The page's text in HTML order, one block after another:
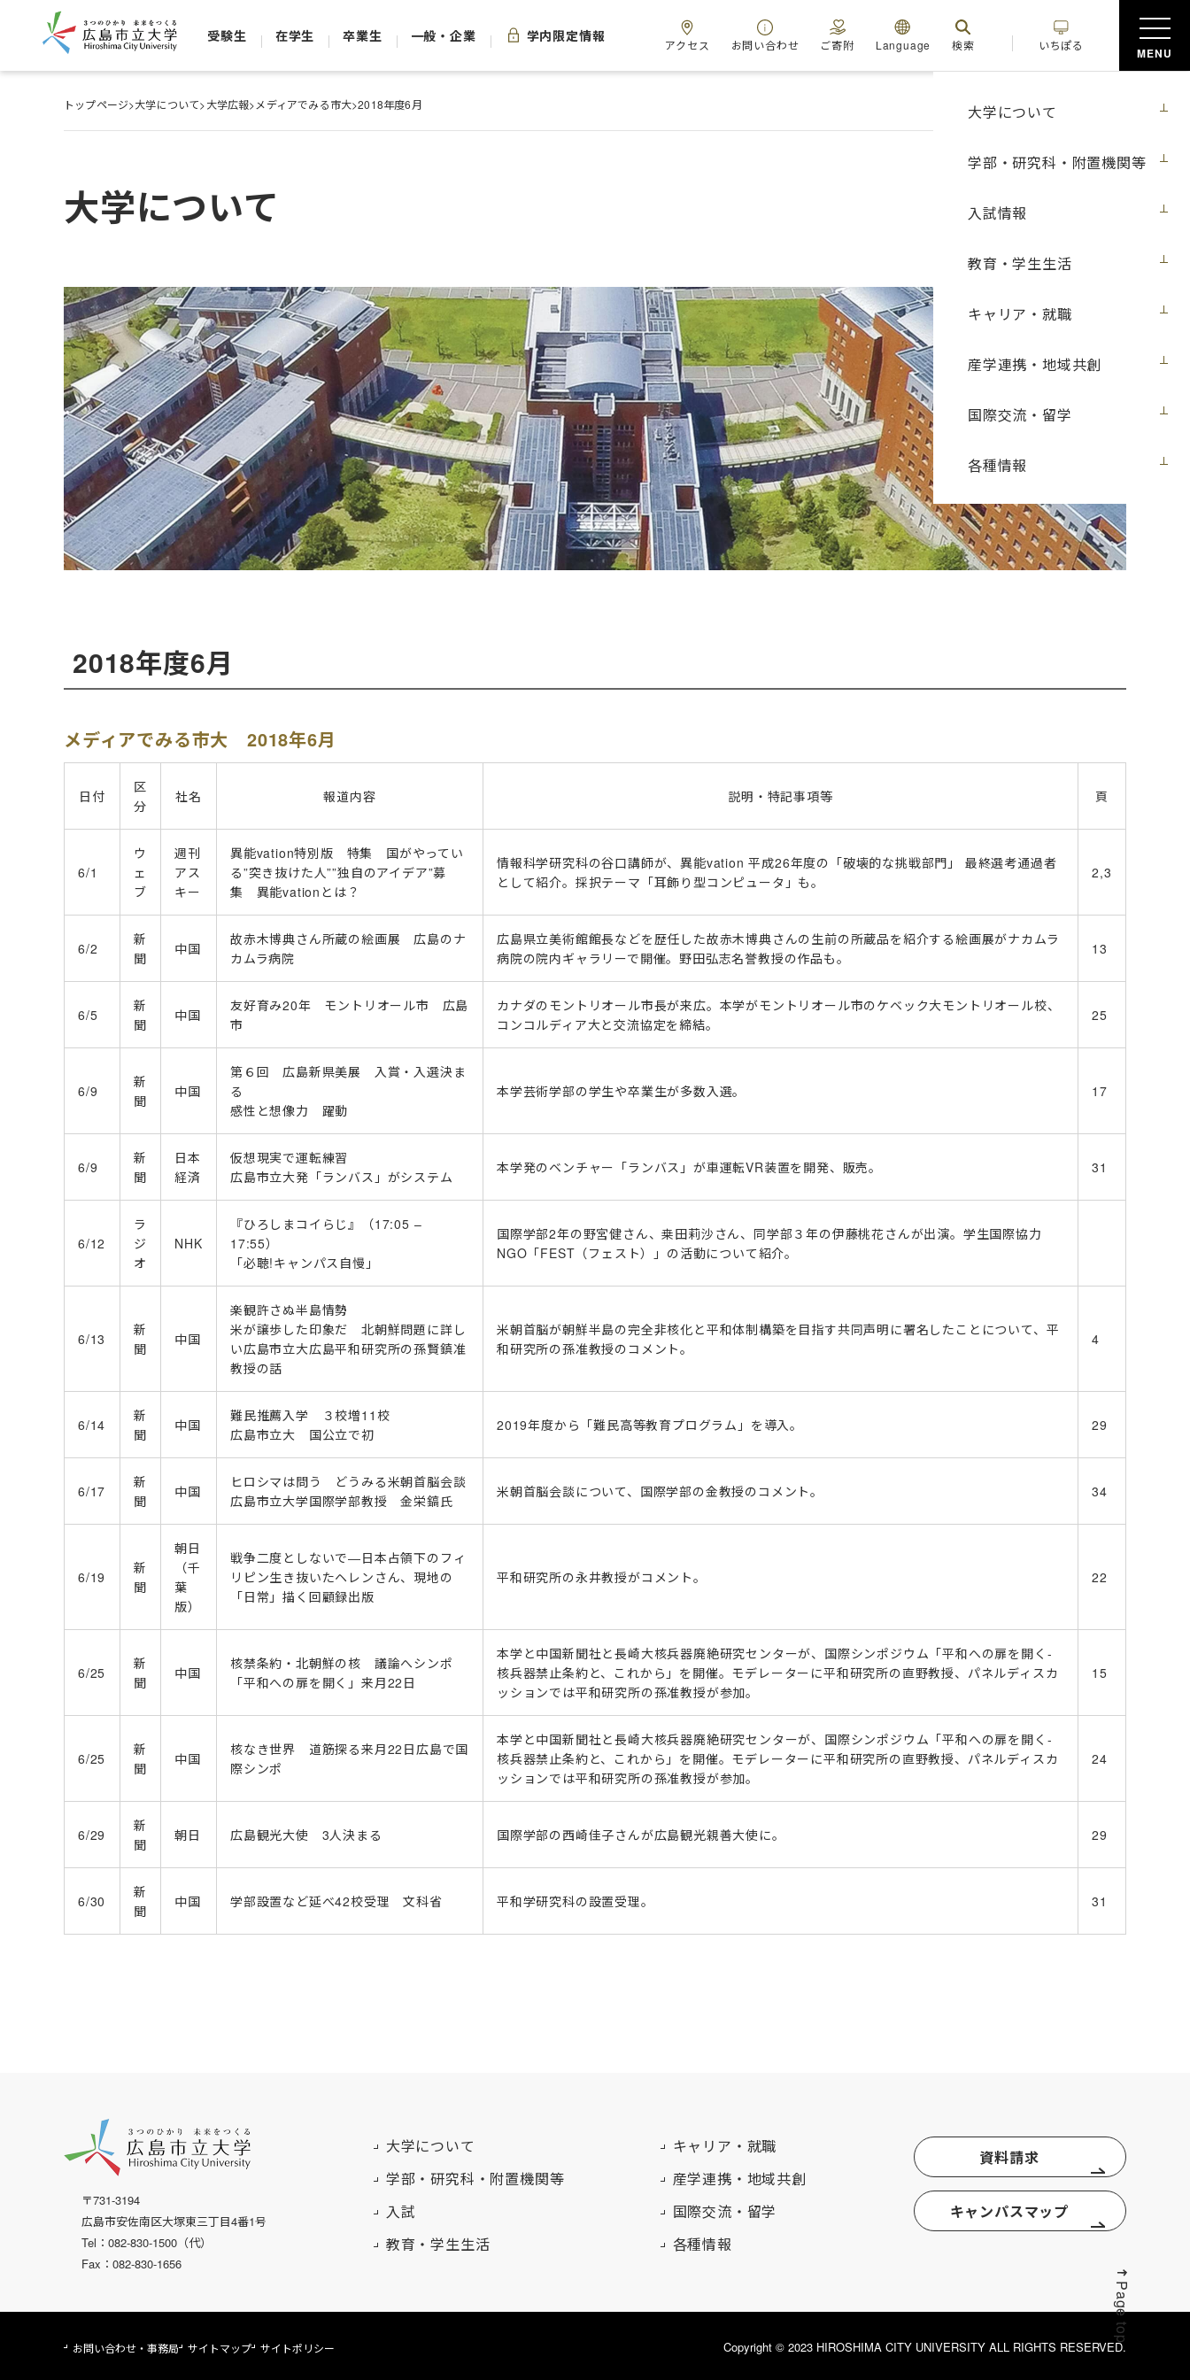
大学について
学部・研究科・附置機関等
入試情報
教育・学生生活
キャリア・就職
産学連携・地域共創
国際交流・留学
各種情報
受験生 在学生 卒業生 一般・企業 学内限定情報
アクセス お問い合わせ ご寄附 Language 検索 いちぽる
MENU
トップページ>大学について>大学広報> メディアでみる市大>2018年度6月
大学について
2018年度6月
メディアでみる市大 2018年6月
日付
区
分
社名 報道内容 説明・特記事項等 頁
6/1
ウ
ェ
ブ
週刊
アス
キー
異能vation特別版 特集 国がやってい
る”突き抜けた人””独自のアイデア”募
集 異能vationとは？
情報科学研究科の谷口講師が、異能vation 平成26年度の「破壊的な挑戦部門」 最終選考通過者
として紹介。採択テーマ「耳飾り型コンピュータ」も。
2,3
6/2
新
聞
中国
故赤木博典さん所蔵の絵画展 広島のナ
カムラ病院
広島県立美術館館長などを歴任した故赤木博典さんの生前の所蔵品を紹介する絵画展がナカムラ
病院の院内ギャラリーで開催。野田弘志名誉教授の作品も。
13
6/5
新
聞
中国
友好育み20年 モントリオール市 広島
市
カナダのモントリオール市長が来広。本学がモントリオール市のケベック大モントリオール校、
コンコルディア大と交流協定を締結。
25
6/9
新
聞
中国
第６回 広島新県美展 入賞・入選決ま
る
感性と想像力 躍動
本学芸術学部の学生や卒業生が多数入選。 17
6/9
新
聞
日本
経済
仮想現実で運転練習
広島市立大発「ランバス」がシステム
本学発のベンチャー「ランバス」が車運転VR装置を開発、販売。 31
6/12
ラ
ジ
オ
NHK
『ひろしまコイらじ』（17:05 –
17:55）
「必聴!キャンパス自慢」
国際学部2年の野宮健さん、桒田莉沙さん、同学部３年の伊藤桃花さんが出演。学生国際協力
NGO「FEST（フェスト）」の活動について紹介。
6/13
新
聞
中国
楽観許さぬ半島情勢
米が譲歩した印象だ 北朝鮮問題に詳し
い広島市立大広島平和研究所の孫賢鎮准
教授の話
米朝首脳が朝鮮半島の完全非核化と平和体制構築を目指す共同声明に署名したことについて、平
和研究所の孫准教授のコメント。
4
6/14
新
聞
中国
難民推薦入学 ３校増11校
広島市立大 国公立で初
2019年度から「難民高等教育プログラム」を導入。 29
6/17
新
聞
中国
ヒロシマは問う どうみる米朝首脳会談
広島市立大学国際学部教授 金栄鎬氏
米朝首脳会談について、国際学部の金教授のコメント。 34
6/19
新
聞
朝日
（千
葉
版）
戦争二度としないで―日本占領下のフィ
リピン生き抜いたヘレンさん、現地の
「日常」描く回顧録出版
平和研究所の永井教授がコメント。 22
6/25
新
聞
中国
核禁条約・北朝鮮の核 議論へシンポ
「平和への扉を開く」来月22日
本学と中国新聞社と長崎大核兵器廃絶研究センターが、国際シンポジウム「平和への扉を開く-
核兵器禁止条約と、これから」を開催。モデレーターに平和研究所の直野教授、パネルディスカ
ッションでは平和研究所の孫准教授が参加。
15
6/25
新
聞
中国
核なき世界 道筋探る来月22日広島で国
際シンポ
本学と中国新聞社と長崎大核兵器廃絶研究センターが、国際シンポジウム「平和への扉を開く-
核兵器禁止条約と、これから」を開催。モデレーターに平和研究所の直野教授、パネルディスカ
ッションでは平和研究所の孫准教授が参加。
24
6/29
新
聞
朝日 広島観光大使 3人決まる 国際学部の西崎佳子さんが広島観光親善大使に。 29
6/30
新
聞
中国 学部設置など延べ42校受理 文科省 平和学研究科の設置受理。 31
〒731-3194
広島市安佐南区大塚東三丁目4番1号
Tel：082-830-1500（代）
Fax：082-830-1656
大学について
学部・研究科・附置機関等
入試
教育・学生生活
キャリア・就職
産学連携・地域共創
国際交流・留学
各種情報
資料請求
キャンパスマップ
お問い合わせ・事務局 サイトマップ サイトポリシー
Page top
Copyright © 2023 HIROSHIMA CITY UNIVERSITY ALL RIGHTS RESERVED.